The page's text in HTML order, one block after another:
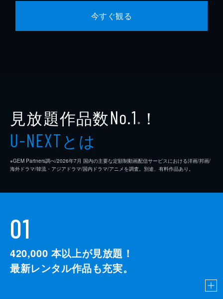
今すぐ観る
見放題作品数No.1 ※ ！
U-NEXTとは
※GEM Partners調べ/2026年7⽉ 国内の主要な定額制動画配信サービスにおける洋画/邦画/
海外ドラマ/韓流・アジアドラマ/国内ドラマ/アニメを調査。別途、有料作品あり。
01
420,000 本以上が見放題！
最新レンタル作品も充実。